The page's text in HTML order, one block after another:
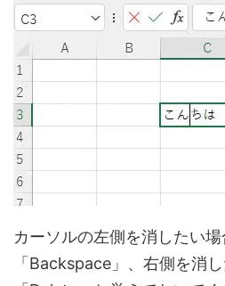
カーソルの左側を消したい場
「Backspace」、右側を消